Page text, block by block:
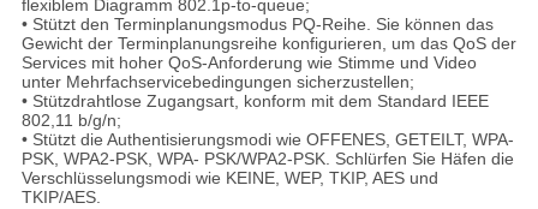
flexiblem Diagramm 802.1p-to-queue;
• Stützt den Terminplanungsmodus PQ-Reihe. Sie können das
Gewicht der Terminplanungsreihe konfigurieren, um das QoS der
Services mit hoher QoS-Anforderung wie Stimme und Video
unter Mehrfachservicebedingungen sicherzustellen;
• Stützdrahtlose Zugangsart, konform mit dem Standard IEEE
802,11 b/g/n;
• Stützt die Authentisierungsmodi wie OFFENES, GETEILT, WPA-
PSK, WPA2-PSK, WPA- PSK/WPA2-PSK. Schlürfen Sie Häfen die
Verschlüsselungsmodi wie KEINE, WEP, TKIP, AES und
TKIP/AES.